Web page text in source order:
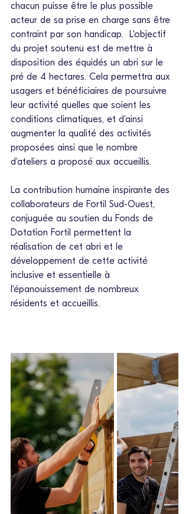
chacun puisse être le plus possible
acteur de sa prise en charge sans être
contraint par son handicap.  L'objectif
du projet soutenu est de mettre à
disposition des équidés un abri sur le
pré de 4 hectares. Cela permettra aux
usagers et bénéficiaires de poursuivre
leur activité quelles que soient les
conditions climatiques, et d'ainsi
augmenter la qualité des activités
proposées ainsi que le nombre
d'ateliers a proposé aux accueillis.
La contribution humaine inspirante des
collaborateurs de Fortil Sud-Ouest,
conjuguée au soutien du Fonds de
Dotation Fortil permettent la
réalisation de cet abri et le
développement de cette activité
inclusive et essentielle à
l'épanouissement de nombreux
résidents et accueillis.